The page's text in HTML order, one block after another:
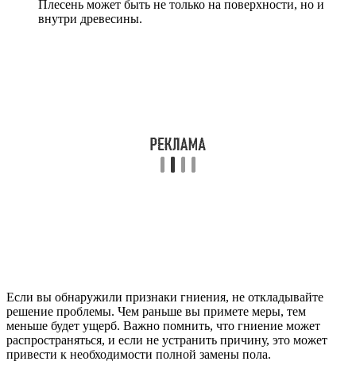
Плесень может быть не только на поверхности, но и
внутри древесины.
Если вы обнаружили признаки гниения, не откладывайте
решение проблемы. Чем раньше вы примете меры, тем
меньше будет ущерб. Важно помнить, что гниение может
распространяться, и если не устранить причину, это может
привести к необходимости полной замены пола.